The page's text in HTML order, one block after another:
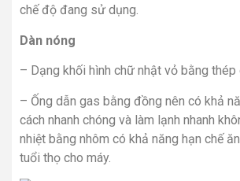
chế độ đang sử dụng.
Dàn nóng
– Dạng khối hình chữ nhật vỏ bằng thép
– Ống dẫn gas bằng đồng nên có khả
cách nhanh chóng và làm lạnh nhanh
nhiệt bằng nhôm có khả năng hạn chế
tuổi thọ cho máy.